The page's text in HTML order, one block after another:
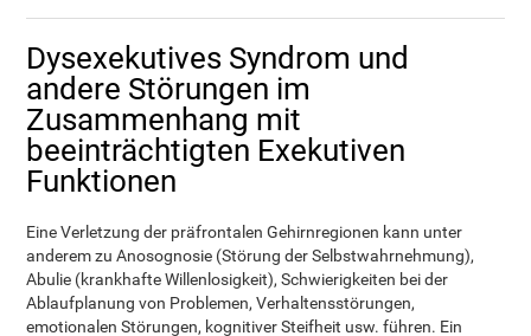
Dysexekutives Syndrom und
andere Störungen im
Zusammenhang mit
beeinträchtigten Exekutiven
Funktionen
Eine Verletzung der präfrontalen Gehirnregionen kann unter
anderem zu Anosognosie (Störung der Selbstwahrnehmung),
Abulie (krankhafte Willenlosigkeit), Schwierigkeiten bei der
Ablaufplanung von Problemen, Verhaltensstörungen,
emotionalen Störungen, kognitiver Steifheit usw. führen. Ein